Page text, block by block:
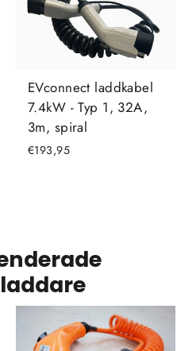
EVconnect laddkabel
7.4kW - Typ 1, 32A,
3m, spiral
€193,95